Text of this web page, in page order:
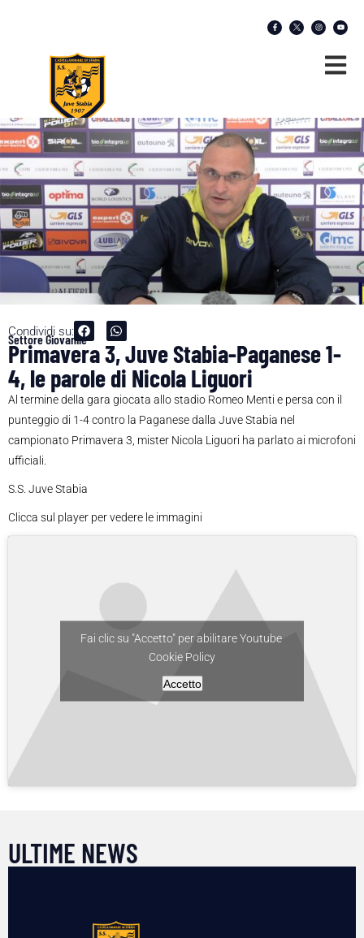
Condividi su:
Settore Giovanile
Primavera 3, Juve Stabia-Paganese 1-
4, le parole di Nicola Liguori
Al termine della gara giocata allo stadio Romeo Menti e persa con il
punteggio di 1-4 contro la Paganese dalla Juve Stabia nel
campionato Primavera 3, mister Nicola Liguori ha parlato ai microfoni
ufficiali.
S.S. Juve Stabia
Clicca sul player per vedere le immagini
Fai clic su "Accetto" per abilitare Youtube
Cookie Policy
Accetto
ULTIME NEWS